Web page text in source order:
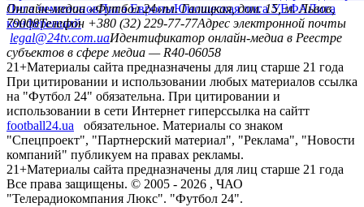
Лига чемпионовЛига ЕвропыЮношеская лига УЕФАЛига
конференций
Онлайн-медиа «Футбол 24»пл. Галицкая, дом. 15, м. Львов,
79008Телефон +380 (32) 229-77-77Адрес электронной почты
legal@24tv.com.uaИдентификатор онлайн-медиа в Реестре
субъектов в сфере медиа — R40-06058
21+Материалы сайта предназначены для лиц старше 21 года
При цитировании и использовании любых материалов ссылка
на "Футбол 24" обязательна. При цитировании и
использовании в сети Интернет гиперссылка на сайтт
football24.ua
обязательное. Материалы со знаком
"Спецпроект", "Партнерский материал", "Реклама", "Новости
компаний" публикуем на правах рекламы.
21+Материалы сайта предназначены для лиц старше 21 года
Все права защищены. © 2005 - 2026 , ЧАО
"Телерадиокомпания Люкс". "Футбол 24".